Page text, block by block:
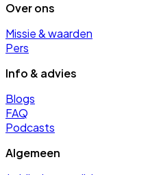
Over ons
Missie & waarden
Pers
Info & advies
Blogs
FAQ
Podcasts
Algemeen